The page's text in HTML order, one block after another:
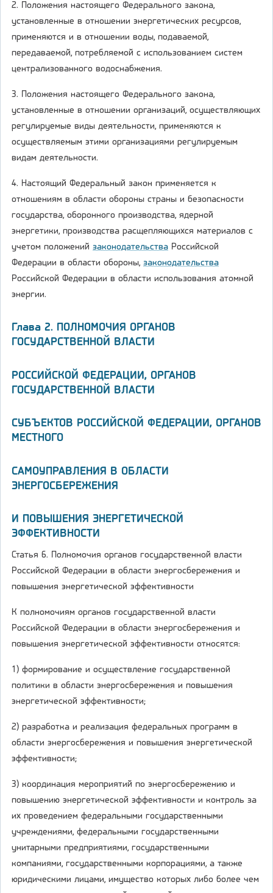
2. Положения настоящего Федерального закона,
установленные в отношении энергетических ресурсов,
применяются и в отношении воды, подаваемой,
передаваемой, потребляемой с использованием систем
централизованного водоснабжения.
3. Положения настоящего Федерального закона,
установленные в отношении организаций, осуществляющих
регулируемые виды деятельности, применяются к
осуществляемым этими организациями регулируемым
видам деятельности.
4. Настоящий Федеральный закон применяется к
отношениям в области обороны страны и безопасности
государства, оборонного производства, ядерной
энергетики, производства расщепляющихся материалов с
учетом положений законодательства Российской
Федерации в области обороны, законодательства
Российской Федерации в области использования атомной
энергии.
Глава 2. ПОЛНОМОЧИЯ ОРГАНОВ
ГОСУДАРСТВЕННОЙ ВЛАСТИ
РОССИЙСКОЙ ФЕДЕРАЦИИ, ОРГАНОВ
ГОСУДАРСТВЕННОЙ ВЛАСТИ
СУБЪЕКТОВ РОССИЙСКОЙ ФЕДЕРАЦИИ, ОРГАНОВ
МЕСТНОГО
САМОУПРАВЛЕНИЯ В ОБЛАСТИ
ЭНЕРГОСБЕРЕЖЕНИЯ
И ПОВЫШЕНИЯ ЭНЕРГЕТИЧЕСКОЙ
ЭФФЕКТИВНОСТИ
Статья 6. Полномочия органов государственной власти
Российской Федерации в области энергосбережения и
повышения энергетической эффективности
К полномочиям органов государственной власти
Российской Федерации в области энергосбережения и
повышения энергетической эффективности относятся:
1) формирование и осуществление государственной
политики в области энергосбережения и повышения
энергетической эффективности;
2) разработка и реализация федеральных программ в
области энергосбережения и повышения энергетической
эффективности;
3) координация мероприятий по энергосбережению и
повышению энергетической эффективности и контроль за
их проведением федеральными государственными
учреждениями, федеральными государственными
унитарными предприятиями, государственными
компаниями, государственными корпорациями, а также
юридическими лицами, имущество которых либо более чем